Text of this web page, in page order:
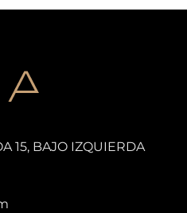
15, BAJO IZQUIERDA